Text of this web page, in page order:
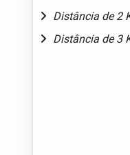
Distância de 2
Distância de 3